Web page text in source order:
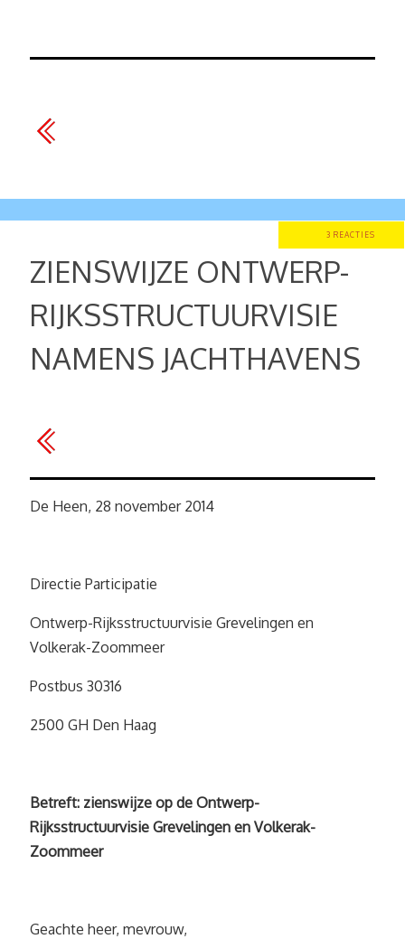
3 REACTIES
ZIENSWIJZE ONTWERP-
RIJKSSTRUCTUURVISIE
NAMENS JACHTHAVENS
De Heen, 28 november 2014
Directie Participatie
Ontwerp-Rijksstructuurvisie Grevelingen en
Volkerak-Zoommeer
Postbus 30316
2500 GH Den Haag
Betreft: zienswijze op de Ontwerp-
Rijksstructuurvisie Grevelingen en Volkerak-
Zoommeer
Geachte heer, mevrouw,